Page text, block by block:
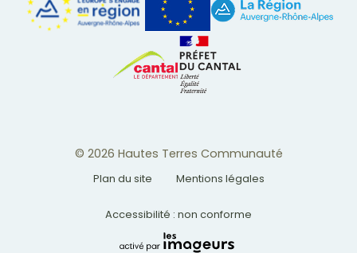
© 2026 Hautes Terres Communauté
Plan du site Mentions légales
Accessibilité : non conforme